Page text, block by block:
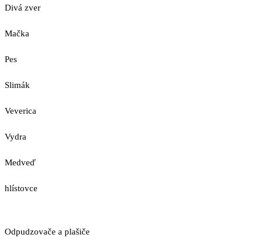
Divá zver
Mačka
Pes
Slimák
Veverica
Vydra
Medveď
hlístovce
Odpudzovače a plašiče